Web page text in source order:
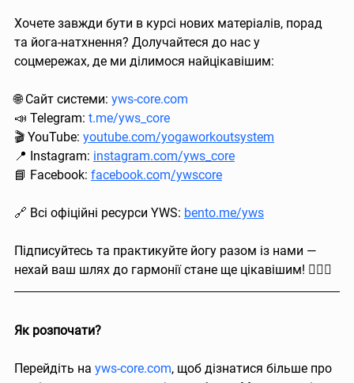
Хочете завжди бути в курсі нових матеріалів, порад
та йога-натхнення? Долучайтеся до нас у
соцмережах, де ми ділимося найцікавішим:
🌐 Сайт системи: yws-core.com
📣 Telegram: t.me/yws_core
🎬 YouTube: youtube.com/yogaworkoutsystem
📍 Instagram: instagram.com/yws_core
📘 Facebook: facebook.com/ywscore
🔗 Всі офіційні ресурси YWS: bento.me/yws
Підписуйтесь та практикуйте йогу разом із нами —
нехай ваш шлях до гармонії стане ще цікавішим! 🧘‍♀️✨
Як розпочати?
Перейдіть на yws-core.com, щоб дізнатися більше про